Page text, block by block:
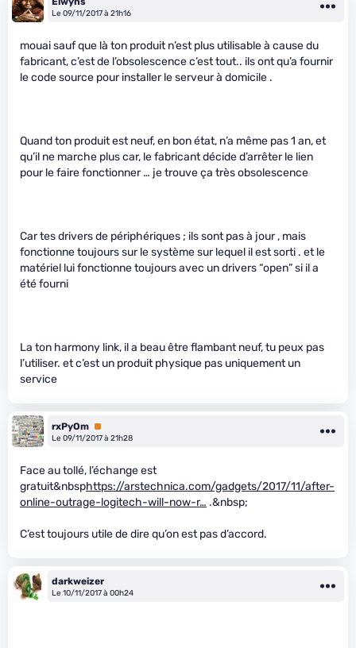
Le 09/11/2017 à 21h16
mouai sauf que là ton produit n’est plus utilisable à cause du
fabricant, c’est de l’obsolescence c’est tout.. ils ont qu’a fournir
le code source pour installer le serveur à domicile .
Quand ton produit est neuf, en bon état, n’a même pas 1 an, et
qu’il ne marche plus car, le fabricant décide d’arrêter le lien
pour le faire fonctionner … je trouve ça très obsolescence
Car tes drivers de périphériques ; ils sont pas à jour , mais
fonctionne toujours sur le système sur lequel il est sorti . et le
matériel lui fonctionne toujours avec un drivers “open” si il a
été fourni
La ton harmony link, il a beau être flambant neuf, tu peux pas
l’utiliser. et c’est un produit physique pas uniquement un
service
rxPyOm Premium
Le 09/11/2017 à 21h28
Face au tollé, l’échange est
gratuit&nbsphttps://arstechnica.com/gadgets/2017/11/after-
online-outrage-logitech-will-now-r… .&nbsp;
C’est toujours utile de dire qu’on est pas d’accord.
darkweizer
Le 10/11/2017 à 00h24